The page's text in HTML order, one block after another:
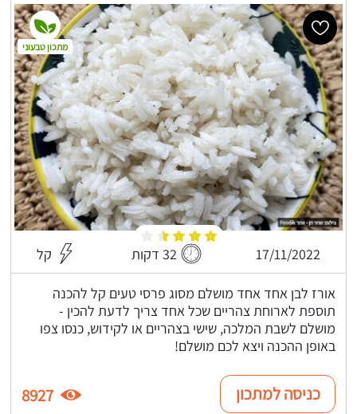
17/11/2022 32 דקות קל
אורז לבן אחד אחד מושלם מסוג פרסי טעים קל להכנה
תוספת לארוחת צהריים שכל אחד צריך לדעת להכין -
מושלם לשבת המלכה, שישי בצהריים או לקידוש, כנסו צפו
באופן ההכנה ויצא לכם מושלם!
מתכון טבעוני
כניסה למתכון 8927